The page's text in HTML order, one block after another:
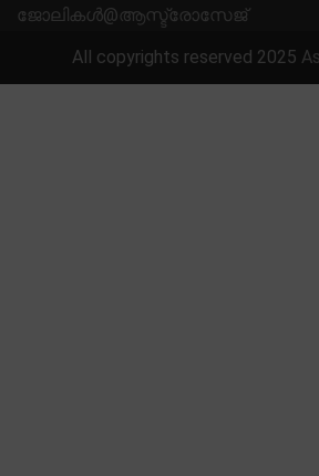
ജോലികൾ@ആസ്ട്രോസേജ്
All copyrights reserved 2025